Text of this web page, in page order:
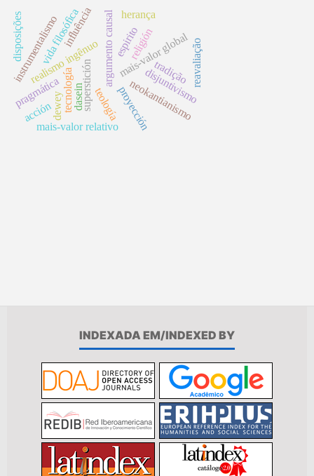
argumento causal
superstición proyección
mais-valor global
mais-valor relativo
disjuntivismo
religión
realismo ingênuo
tecnología
instrumentalismo
dewey teología
espirito
influência
neokantianismo
dasein
herança
reavaliação
tradição
pragmática
disposições
acción
vida filosófica
INDEXADA EM/INDEXED BY